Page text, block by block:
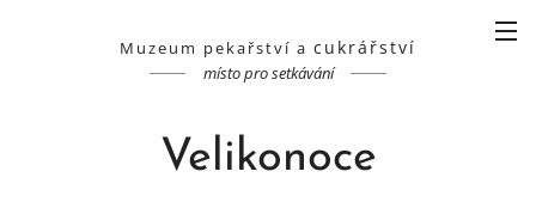
Muzeum pekařství a cukrářství
místo pro setkávání
Velikonoce